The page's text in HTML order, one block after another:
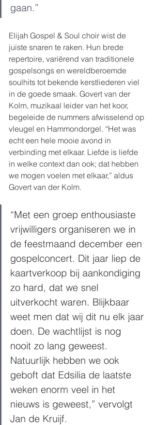
gaan.”
Elijah Gospel & Soul choir wist de
juiste snaren te raken. Hun brede
repertoire, variërend van traditionele
gospelsongs en wereldberoemde
soulhits tot bekende kerstliederen viel
in de goede smaak. Govert van der
Kolm, muzikaal leider van het koor,
begeleide de nummers afwisselend op
vleugel en Hammondorgel. “Het was
echt een hele mooie avond in
verbinding met elkaar. Liefde is liefde
in welke context dan ook; dat hebben
we mogen voelen met elkaar,” aldus
Govert van der Kolm.
“Met een groep enthousiaste
vrijwilligers organiseren we in
de feestmaand december een
gospelconcert. Dit jaar liep de
kaartverkoop bij aankondiging
zo hard, dat we snel
uitverkocht waren. Blijkbaar
weet men dat wij dit nu elk jaar
doen. De wachtlijst is nog
nooit zo lang geweest.
Natuurlijk hebben we ook
geboft dat Edsilia de laatste
weken enorm veel in het
nieuws is geweest,” vervolgt
Jan de Kruijf.